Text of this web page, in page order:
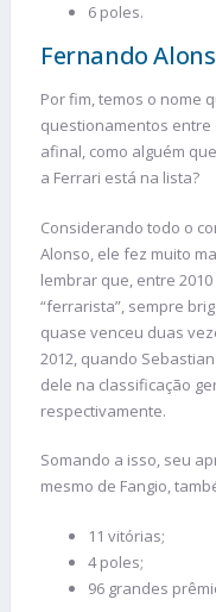
6 poles.
Fernando
Por fim, temos o nome
questionamentos entre
afinal, como alguém
a Ferrari está na lista?
Considerando todo o
Alonso, ele fez muito
lembrar que, entre
“ferrarista”, sempre
quase venceu duas
2012, quando
dele na classificação
respectivamente.
Somando a isso, seu
mesmo de Fangio,
11 vitórias;
4 poles;
96 grandes